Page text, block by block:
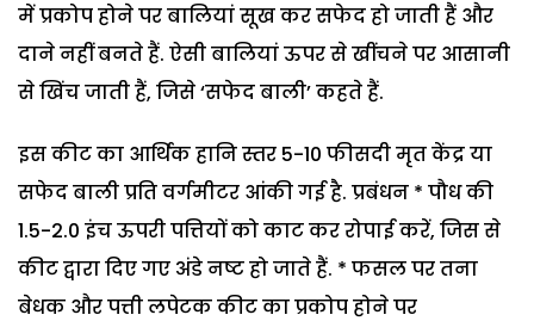
में प्रकोप होने पर बालियां सूख कर सफेद हो जाती हैं और
दाने नहीं बनते हैं. ऐसी बालियां ऊपर से खींचने पर आसानी
से खिंच जाती हैं, जिसे ‘सफेद बाली’ कहते हैं.
इस कीट का आर्थिक हानि स्तर 5-10 फीसदी मृत केंद्र या
सफेद बाली प्रति वर्गमीटर आंकी गई है. प्रबंधन * पौध की
1.5-2.0 इंच ऊपरी पत्तियों को काट कर रोपाई करें, जिस से
कीट द्वारा दिए गए अंडे नष्ट हो जाते हैं. * फसल पर तना
बेधक और पत्ती लपेटक कीट का प्रकोप होने पर